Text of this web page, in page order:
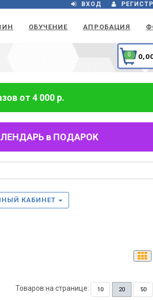
ВХОД
ОБУЧЕНИЕ АПРОБАЦИЯ
0
от 4 000 р.
в ПОДАРОК
КАБИНЕТ
Товаров на странице: 10 20 50